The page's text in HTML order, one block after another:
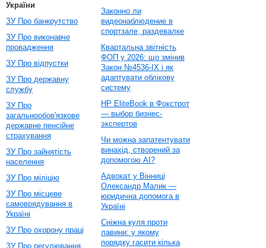
України
ЗУ Про банкрутство
ЗУ Про виконавче
провадження
ЗУ Про відпустки
ЗУ Про державну
службу
ЗУ Про
загальнообов'язкове
державне пенсійне
страхування
ЗУ Про зайнятість
населення
ЗУ Про міліцію
ЗУ Про місцеве
самоврядування в
Україні
ЗУ Про охорону праці
ЗУ Про регулювання
Законно ли
видеонаблюдение в
спортзале, раздевалке
Квартальна звітність
ФОП у 2026: що змінив
Закон №4536-IX і як
адаптувати облікову
систему
HP EliteBook в Фокстрот
— выбор бизнес-
экспертов
Чи можна запатентувати
винахід, створений за
допомогою AI?
Адвокат у Вінниці
Олександр Малик —
юридична допомога в
Україні
Сніжна куля проти
лавини: у якому
порядку гасити кілька